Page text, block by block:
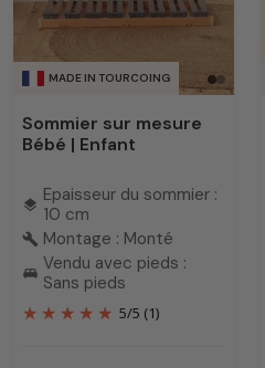
sur mesureest l’option
recherche d’un soutien
confort ni sur l’esthétique.
vous proposer un sommier
l’inverse.
MADE IN TOURCOING
Sommier sur mesure
Bébé | Enfant
layers Epaisseur du sommier :
10 cm
build Montage : Monté
king_bed Vendu avec pieds :
Sans pieds
5/5 (1)